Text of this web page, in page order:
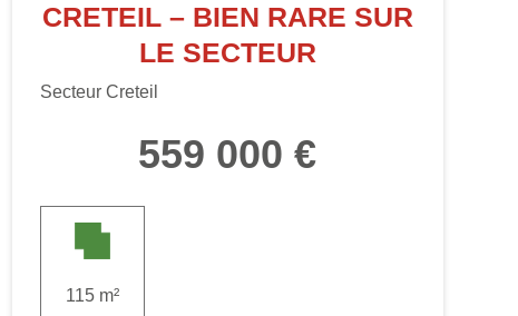
CRETEIL – BIEN RARE SUR
LE SECTEUR
Secteur Creteil
559 000 €
115 m²